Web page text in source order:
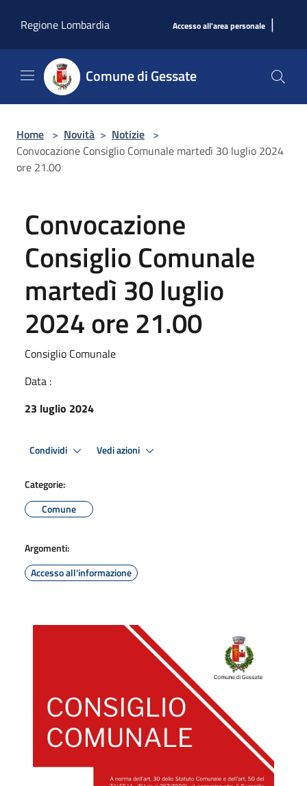
Regione Lombardia
Accesso all'area personale |
Comune di Gessate
Home > Novità > Notizie >
Convocazione Consiglio Comunale martedì 30 luglio 2024
ore 21.00
Convocazione
Consiglio Comunale
martedì 30 luglio
2024 ore 21.00
Consiglio Comunale
Data :
23 luglio 2024
Condividi Vedi azioni
Categorie:
Comune
Argomenti:
Accesso all'informazione